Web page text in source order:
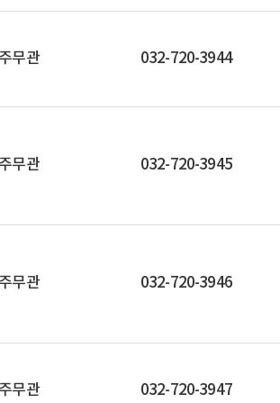
무관 032-720-3944
무관 032-720-3945
무관 032-720-3946
무관 032-720-3947